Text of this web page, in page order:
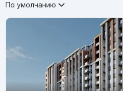
По умолчанию